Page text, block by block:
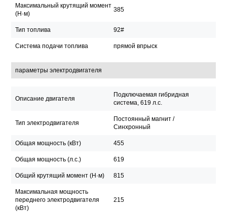
Максимальный крутящий момент
(Н·м)
385
Тип топлива 92#
Система подачи топлива прямой впрыск
параметры электродвигателя
Описание двигателя
Подключаемая гибридная
система, 619 л.с.
Тип электродвигателя
Постоянный магнит /
Синхронный
Общая мощность (кВт) 455
Общая мощность (л.с.) 619
Общий крутящий момент (Н·м) 815
Максимальная мощность
переднего электродвигателя
(кВт)
215